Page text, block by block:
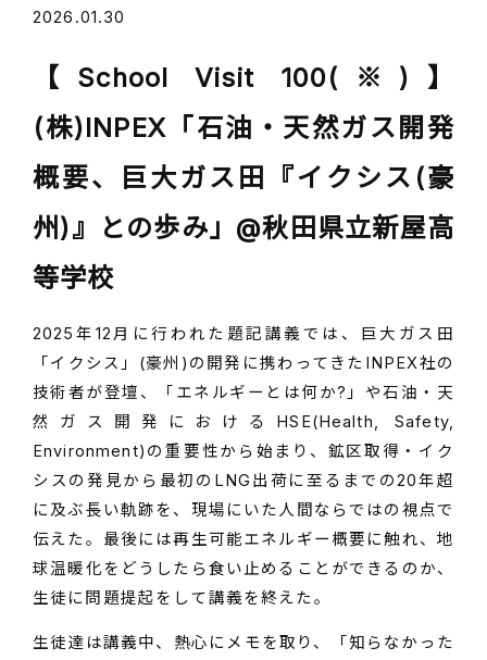
2026.01.30
【School Visit 100(※)】
(株)INPEX「石油・天然ガス開発
概要、巨大ガス田『イクシス(豪
州)』との歩み」@秋田県立新屋高
等学校
2025年12月に行われた題記講義では、巨大ガス田
「イクシス」(豪州)の開発に携わってきたINPEX社の
技術者が登壇、「エネルギーとは何か?」や石油・天
然ガス開発におけるHSE(Health, Safety,
Environment)の重要性から始まり、鉱区取得・イク
シスの発見から最初のLNG出荷に至るまでの20年超
に及ぶ長い軌跡を、現場にいた人間ならではの視点で
伝えた。最後には再生可能エネルギー概要に触れ、地
球温暖化をどうしたら食い止めることができるのか、
生徒に問題提起をして講義を終えた。
生徒達は講義中、熱心にメモを取り、「知らなかった